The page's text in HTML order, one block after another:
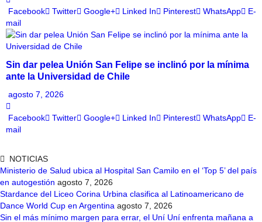
Facebook Twitter Google+ Linked In Pinterest WhatsApp
E-
mail
Sin dar pelea Unión San Felipe se inclinó por la mínima
ante la Universidad de Chile
agosto 7, 2026
Facebook Twitter Google+ Linked In Pinterest WhatsApp
E-
mail
NOTICIAS
Ministerio de Salud ubica al Hospital San Camilo en el ‘Top 5’ del país
en autogestión agosto 7, 2026
Stardance del Liceo Corina Urbina clasifica al Latinoamericano de
Dance World Cup en Argentina agosto 7, 2026
Sin el más mínimo margen para errar, el Uní Uní enfrenta mañana a